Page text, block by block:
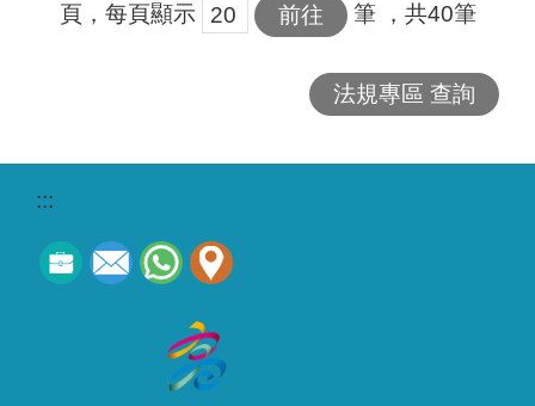
頁，每頁顯示
筆 ，共40筆
法規專區 查詢
:::